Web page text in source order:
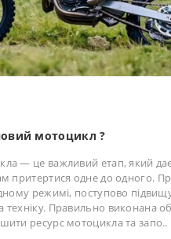
мотоцикл ?
— це важливий етап, який
притертися одне до одного.
режимі, поступово
техніку. Правильно виконана
ресурс мотоцикла та запо..